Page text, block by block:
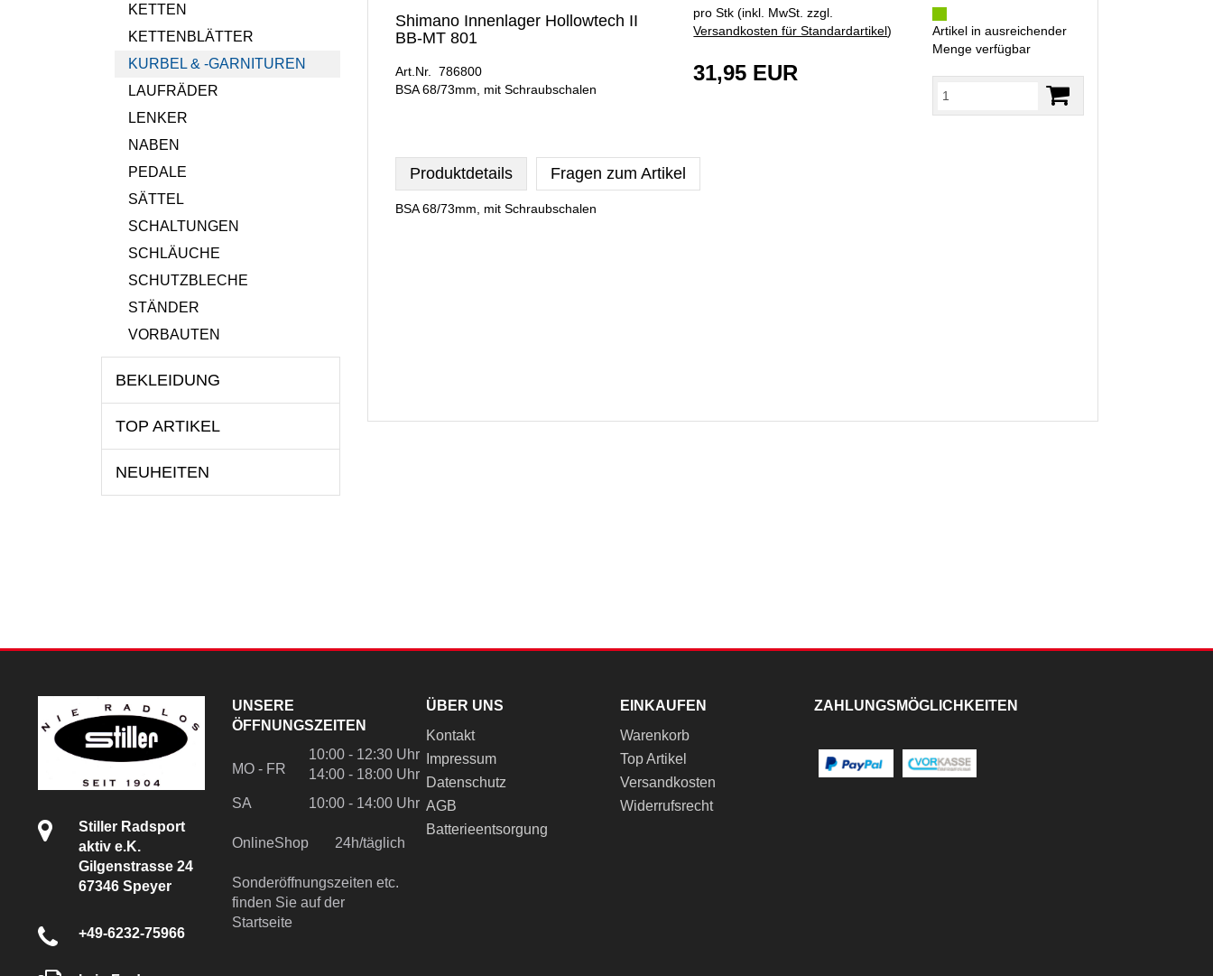
KETTEN
KETTENBLÄTTER
KURBEL & -GARNITUREN
LAUFRÄDER
LENKER
NABEN
PEDALE
SÄTTEL
SCHALTUNGEN
SCHLÄUCHE
SCHUTZBLECHE
STÄNDER
VORBAUTEN
BEKLEIDUNG
TOP ARTIKEL
NEUHEITEN
Shimano Innenlager Hollowtech II
BB-MT 801
Art.Nr. 786800
BSA 68/73mm, mit Schraubschalen
pro Stk (inkl. MwSt. zzgl.
Versandkosten für Standardartikel)
31,95 EUR
Artikel in ausreichender
Menge verfügbar
Produktdetails Fragen zum Artikel
BSA 68/73mm, mit Schraubschalen
Stiller Radsport
aktiv e.K.
Gilgenstrasse 24
67346 Speyer
+49-6232-75966
UNSERE
ÖFFNUNGSZEITEN
MO - FR
10:00 - 12:30 Uhr
14:00 - 18:00 Uhr
SA
10:00 - 14:00 Uhr
OnlineShop 24h/täglich
Sonderöffnungszeiten etc.
finden Sie auf der
Startseite
ÜBER UNS
Kontakt
Impressum
Datenschutz
AGB
Batterieentsorgung
EINKAUFEN
Warenkorb
Top Artikel
Versandkosten
Widerrufsrecht
ZAHLUNGSMÖGLICHKEITEN